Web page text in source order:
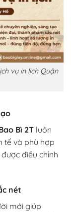
vụ in lịch Quận
Bì 2T luôn
tế và phù hợp
điều chỉnh
nét
mới giúp